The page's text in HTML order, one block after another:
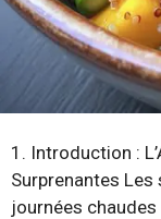
1. Introduction :
Surprenantes
journées